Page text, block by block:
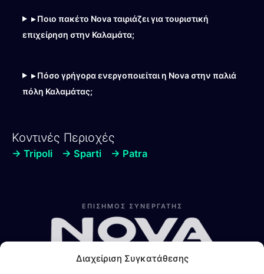
Διαχείριση Συγκατάθεσης
▸ Ποιο πακέτο Nova ταιριάζει για τουριστική
επιχείρηση στην Καλαμάτα;
▸ Πόσο γρήγορα ενεργοποιείται η Nova στην παλιά
πόλη Καλαμάτας;
Κοντινές Περιοχές
→ Tripoli → Sparti → Patra
ΕΠΙΣΗΜΟΣ ΣΥΝΕΡΓΑΤΗΣ